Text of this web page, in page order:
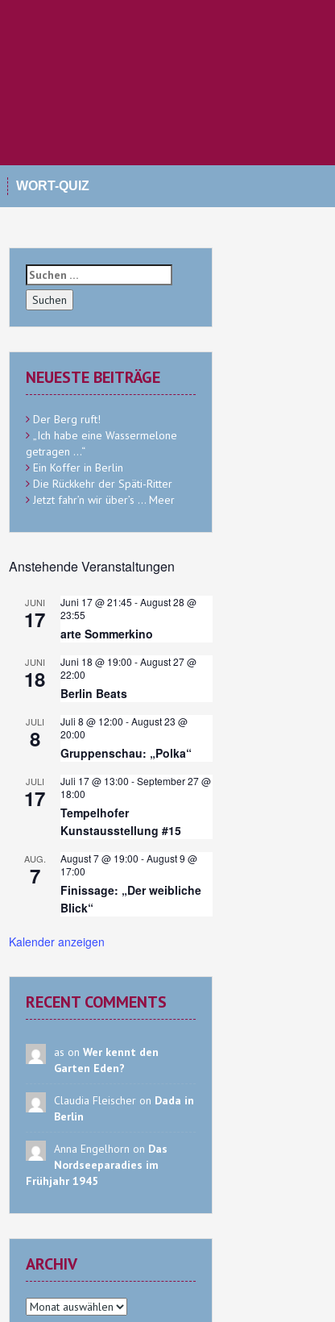
WORT-QUIZ
Suchen
nach:
NEUESTE BEITRÄGE
Der Berg ruft!
„Ich habe eine Wassermelone
getragen …“
Ein Koffer in Berlin
Die Rückkehr der Späti-Ritter
Jetzt fahr’n wir über’s … Meer
Anstehende Veranstaltungen
JUNI
17
Juni 17 @ 21:45 -August 28 @
23:55
arte Sommerkino
JUNI
18
Juni 18 @ 19:00 -August 27 @
22:00
Berlin Beats
JULI
8
Juli 8 @ 12:00 -August 23 @
20:00
Gruppenschau: „Polka“
JULI
17
Juli 17 @ 13:00 -September 27 @
18:00
Tempelhofer
Kunstausstellung #15
AUG.
7
August 7 @ 19:00 -August 9 @
17:00
Finissage: „Der weibliche
Blick“
Kalender anzeigen
RECENT COMMENTS
as on Wer kennt den
Garten Eden?
Claudia Fleischer on Dada in
Berlin
Anna Engelhorn on Das
Nordseeparadies im
Frühjahr 1945
ARCHIV
Archiv